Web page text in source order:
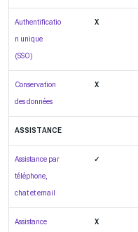
Authentificatio
n unique
(SSO)
X
Conservation
des données
X
ASSISTANCE
Assistance par
téléphone,
chat et email
✓
Assistance X